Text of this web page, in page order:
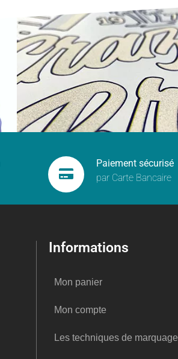
Paiement sécurisé
par Carte Bancaire
Informations
Mon panier
Mon compte
Les techniques de marquage